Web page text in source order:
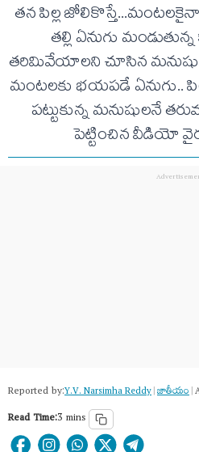
తన పిల్ల
తల్లి ఏనుగు
తరిమివేయాలని చూసిన
మంటలకు భయపడే ఏనుగు..
పట్టుకున్న మనుషులనే
పెట్టించిన వీడియో
Reported by:Y.V. Narsimha Reddy|జాతీయం|
Read Time:3 mins